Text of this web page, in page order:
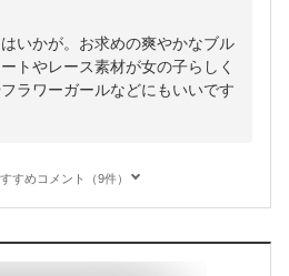
いかが。お求めの爽やかなブル
トやレース素材が女の子らしく
ラワーガールなどにもいいです
すめコメント（9件）